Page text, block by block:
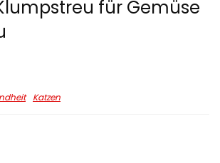
für Gemüse
Katzen